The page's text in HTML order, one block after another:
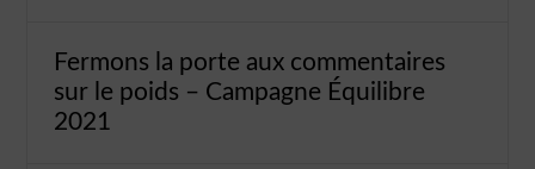
Fermons la porte aux commentaires
sur le poids – Campagne Équilibre
2021